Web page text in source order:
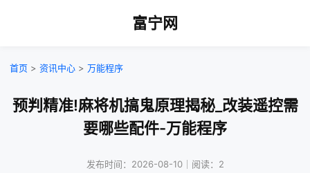
富宁网
首页 > 资讯中心 > 万能程序
预判精准!麻将机搞鬼原理揭秘_改装遥控需
要哪些配件-万能程序
发布时间：2026-08-10｜阅读：2